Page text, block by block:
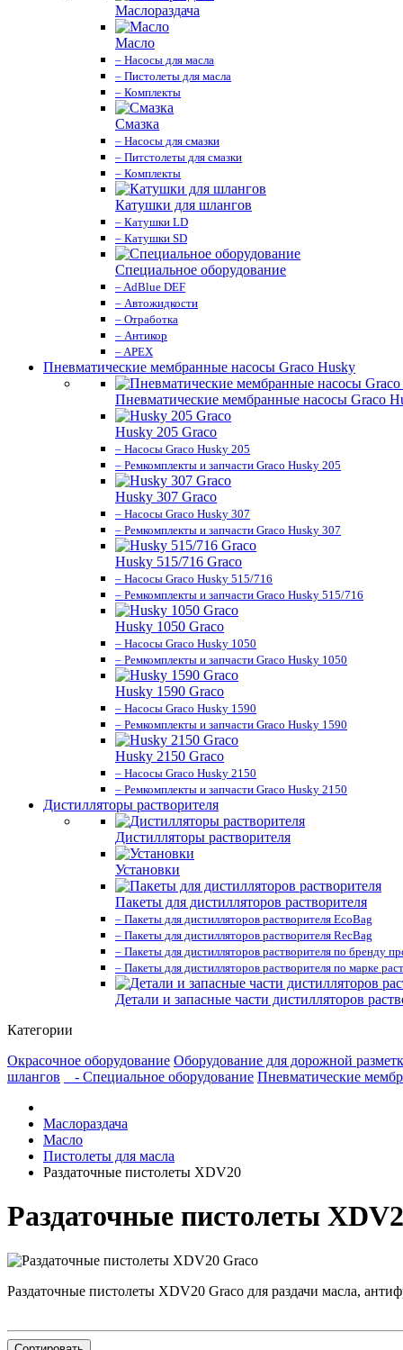
Маслораздача
Масло
– Насосы для масла
– Пистолеты для масла
– Комплекты
Смазка
– Насосы для смазки
– Питстолеты для смазки
– Комплекты
Катушки для шлангов
– Катушки LD
– Катушки SD
Специальное оборудование
– AdBlue DEF
– Автожидкости
– Отработка
– Антикор
– APEX
Пневматические мембранные насосы Graco Husky
Пневматические мембранные насосы Graco
Husky 205 Graco
– Насосы Graco Husky 205
– Ремкомплекты и запчасти Graco Husky 205
Husky 307 Graco
– Насосы Graco Husky 307
– Ремкомплекты и запчасти Graco Husky 307
Husky 515/716 Graco
– Насосы Graco Husky 515/716
– Ремкомплекты и запчасти Graco Husky 515/716
Husky 1050 Graco
– Насосы Graco Husky 1050
– Ремкомплекты и запчасти Graco Husky 1050
Husky 1590 Graco
– Насосы Graco Husky 1590
– Ремкомплекты и запчасти Graco Husky 1590
Husky 2150 Graco
– Насосы Graco Husky 2150
– Ремкомплекты и запчасти Graco Husky 2150
Дистилляторы растворителя
Дистилляторы растворителя
Установки
Пакеты для дистилляторов растворителя
– Пакеты для дистилляторов растворителя EcoBag
– Пакеты для дистилляторов растворителя RecBag
– Пакеты для дистилляторов растворителя по бренду
– Пакеты для дистилляторов растворителя по марке
Детали и запасные части дистилляторов
Категории
Окрасочное оборудование Оборудование для дорожной
шлангов
- Специальное оборудование Пневматические
Маслораздача
Масло
Пистолеты для масла
Раздаточные пистолеты XDV20
Раздаточные пистолеты
Раздаточные пистолеты XDV20 Graco для раздачи масла,